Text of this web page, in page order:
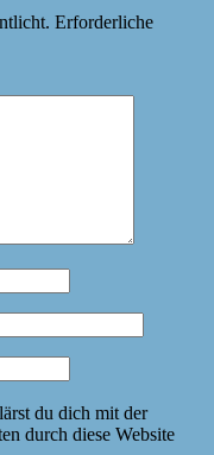
Erforderliche
du dich mit der
durch diese Website